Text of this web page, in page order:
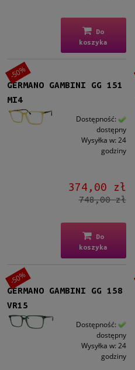
Do
koszyka
GERMANO GAMBINI GG 151
MI4
Dostępność:
dostępny
Wysyłka w: 24
godziny
374,00 zł
748,00 zł
Do
koszyka
-50%
GERMANO GAMBINI GG 158
VR15
Dostępność:
dostępny
Wysyłka w: 24
godziny
-50%